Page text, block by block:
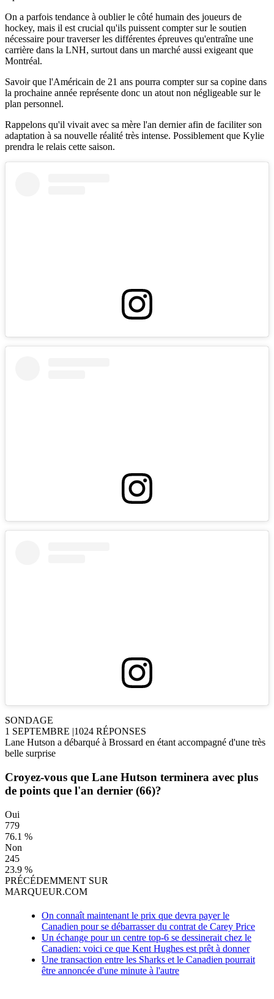
On a parfois tendance à oublier le côté humain des joueurs de
hockey, mais il est crucial qu'ils puissent compter sur le soutien
nécessaire pour traverser les différentes épreuves qu'entraîne une
carrière dans la LNH, surtout dans un marché aussi exigeant que
Montréal.
Savoir que l'Américain de 21 ans pourra compter sur sa copine dans
la prochaine année représente donc un atout non négligeable sur le
plan personnel.
Rappelons qu'il vivait avec sa mère l'an dernier afin de faciliter son
adaptation à sa nouvelle réalité très intense. Possiblement que Kylie
prendra le relais cette saison.
SONDAGE
1 SEPTEMBRE |1024 RÉPONSES
Lane Hutson a débarqué à Brossard en étant accompagné d'une très
belle surprise
Croyez-vous que Lane Hutson terminera avec plus
de points que l'an dernier (66)?
Oui
779
76.1 %
Non
245
23.9 %
PRÉCÉDEMMENT SUR
MARQUEUR.COM
On connaît maintenant le prix que devra payer le
Canadien pour se débarrasser du contrat de Carey Price
Un échange pour un centre top-6 se dessinerait chez le
Canadien: voici ce que Kent Hughes est prêt à donner
Une transaction entre les Sharks et le Canadien pourrait
être annoncée d'une minute à l'autre